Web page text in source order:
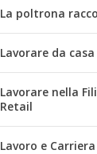
La poltrona
Lavorare da
Lavorare nella
Retail
Lavoro e Carriera